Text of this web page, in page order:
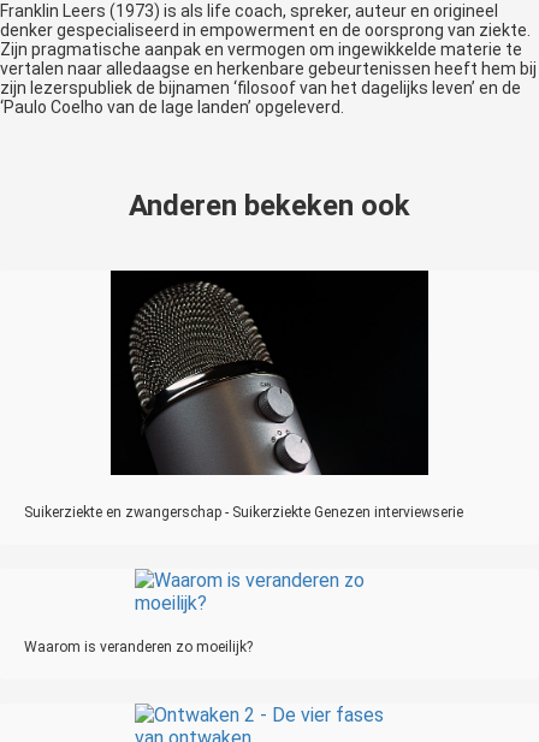
Franklin Leers (1973) is als life coach, spreker, auteur en origineel
denker gespecialiseerd in empowerment en de oorsprong van ziekte.
Zijn pragmatische aanpak en vermogen om ingewikkelde materie te
vertalen naar alledaagse en herkenbare gebeurtenissen heeft hem bij
zijn lezerspubliek de bijnamen ‘filosoof van het dagelijks leven’ en de
‘Paulo Coelho van de lage landen’ opgeleverd.
Anderen bekeken ook
Suikerziekte en zwangerschap - Suikerziekte Genezen interviewserie
Waarom is veranderen zo moeilijk?